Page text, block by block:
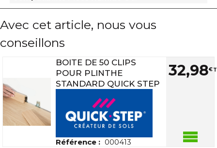
Avec cet article, nous vous
conseillons
BOITE DE 50 CLIPS
POUR PLINTHE
STANDARD QUICK STEP
Référence : 000413
32,98€